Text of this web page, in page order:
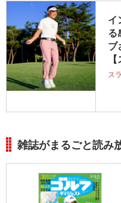
イ
る
ブ
ス
雑誌がまるごと読み